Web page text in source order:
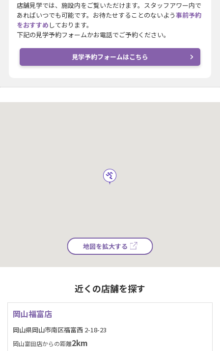
店舗見学では、施設内をご覧いただけます。スタッフアワー内で
あればいつでも可能です。お待たせすることのないよう事前予約
をおすすめ しております。
下記の見学予約フォームかお電話でご予約ください。
見学予約フォームはこちら
地図を拡大する
近くの店舗を探す
岡山福富店
岡山県岡山市南区福富西 2-18-23
岡山富田店からの距離2km